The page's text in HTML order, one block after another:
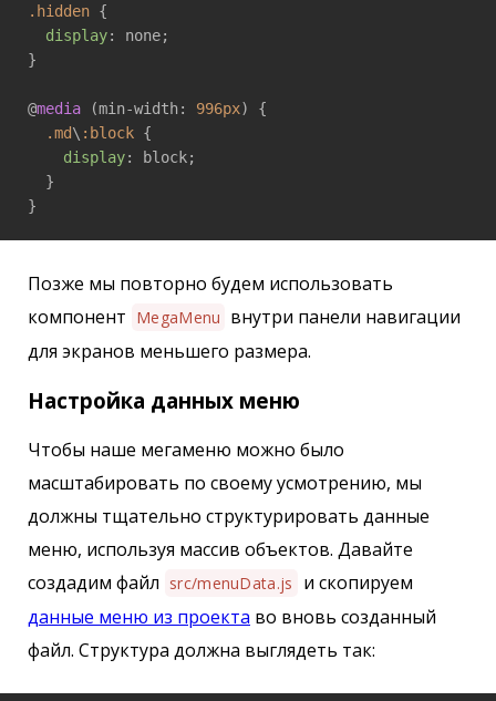
.hidden {
display: none;
}
@media (min-width: 996px) {
.md\ :block {
display: block;
  }
}
Позже мы повторно будем использовать
компонент MegaMenu внутри панели навигации
для экранов меньшего размера.
Настройка данных меню
Чтобы наше мегаменю можно было
масштабировать по своему усмотрению, мы
должны тщательно структурировать данные
меню, используя массив объектов. Давайте
создадим файл src/menuData.js
и скопируем
данные меню из проекта во вновь созданный
файл. Структура должна выглядеть так: